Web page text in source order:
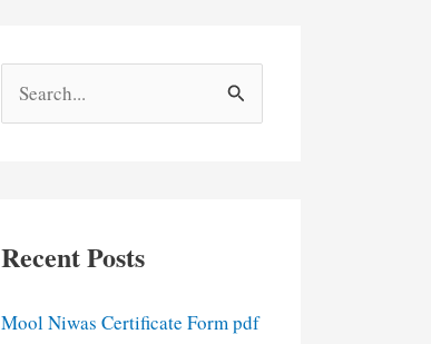
e
h
Recent Posts
Mool Niwas Certificate Form pdf